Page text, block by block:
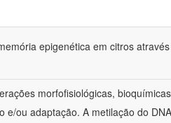
epigenética em citros
morfofisiológicas,
e/ou adaptação. A metilação do